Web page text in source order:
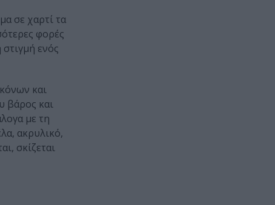
σε χαρτί τα
φορές
ενός
και
βάρος και
με τη
ακρυλικό,
σκίζεται